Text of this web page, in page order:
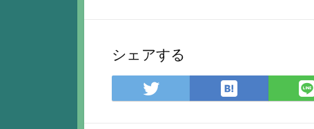
シェアする
Twitter
で
は
て